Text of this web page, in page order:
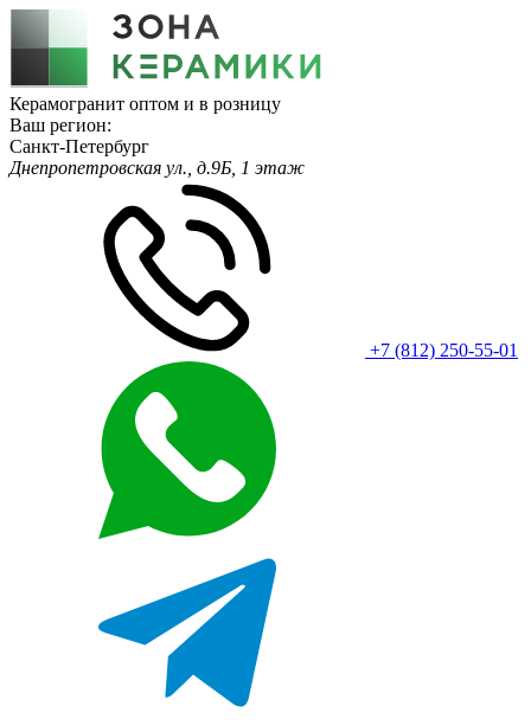
Керамогранит оптом и в розницу
Ваш регион:
Санкт-Петербург
Днепропетровская ул., д.9Б, 1 этаж
+7 (812) 250-55-01